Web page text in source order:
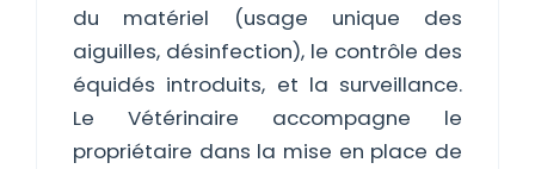
du matériel (usage unique des
aiguilles, désinfection), le contrôle des
équidés introduits, et la surveillance.
Le Vétérinaire accompagne le
propriétaire dans la mise en place de